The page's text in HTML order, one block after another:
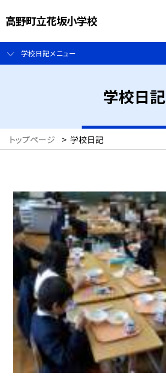
高野町立花坂小学校
学校日記メニュー
学校日記
トップページ > 学校日記